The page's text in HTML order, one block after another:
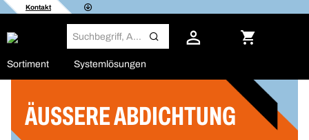
Kontakt
Sortiment Systemlösungen
ÄUSSERE ABDICHTUNG
Filter